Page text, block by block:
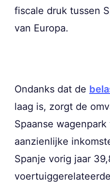
fiscale druk tussen
van Europa.
Ondanks dat de
laag is, zorgt de
Spaanse
aanzienlijke
Spanje vorig jaar